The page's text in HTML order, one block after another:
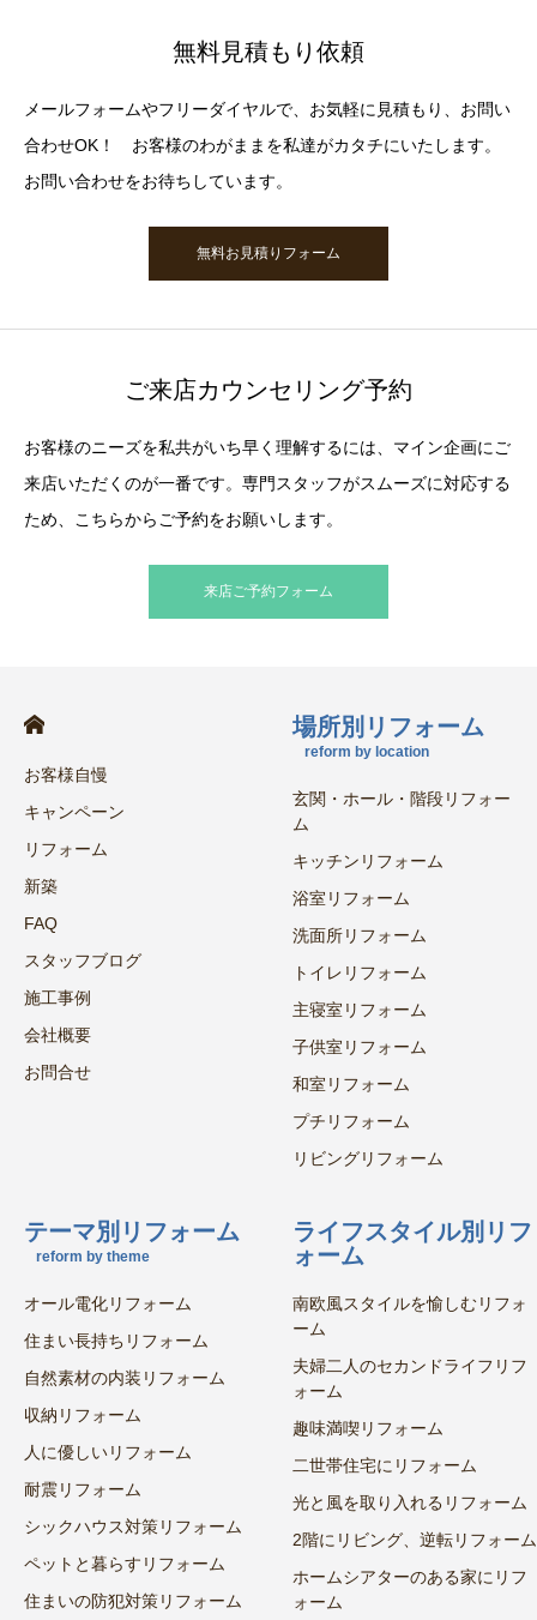
無料見積もり依頼
メールフォームやフリーダイヤルで、お気軽に見積もり、お問い
合わせOK！ お客様のわがままを私達がカタチにいたします。
お問い合わせをお待ちしています。
無料お見積りフォーム
ご来店カウンセリング予約
お客様のニーズを私共がいち早く理解するには、マイン企画にご
来店いただくのが一番です。専門スタッフがスムーズに対応する
ため、こちらからご予約をお願いします。
来店ご予約フォーム
お客様自慢
キャンペーン
リフォーム
新築
FAQ
スタッフブログ
施工事例
会社概要
お問合せ
場所別リフォーム
reform by location
玄関・ホール・階段リフォー
ム
キッチンリフォーム
浴室リフォーム
洗面所リフォーム
トイレリフォーム
主寝室リフォーム
子供室リフォーム
和室リフォーム
プチリフォーム
リビングリフォーム
テーマ別リフォーム
reform by theme
オール電化リフォーム
住まい長持ちリフォーム
自然素材の内装リフォーム
収納リフォーム
人に優しいリフォーム
耐震リフォーム
シックハウス対策リフォーム
ペットと暮らすリフォーム
住まいの防犯対策リフォーム
ライフスタイル別リフ
ォーム
南欧風スタイルを愉しむリフォ
ーム
夫婦二人のセカンドライフリフ
ォーム
趣味満喫リフォーム
二世帯住宅にリフォーム
光と風を取り入れるリフォーム
2階にリビング、逆転リフォーム
ホームシアターのある家にリフ
ォーム